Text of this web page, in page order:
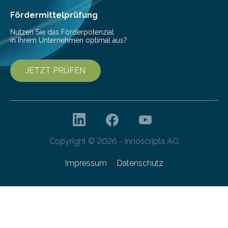
Gefahr erheblicher…
Fördermittelprüfung
Nutzen Sie das Förderpotenzial
in Ihrem Unternehmen optimal aus?
JETZT PRÜFEN
Copyright © 2026 - innoscripta AG
Impressum Datenschutz